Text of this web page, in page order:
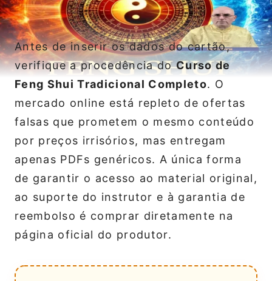
Antes de inserir os dados do cartão,
verifique a procedência doCurso de
Feng Shui Tradicional Completo. O
mercado online está repleto de ofertas
falsas que prometem o mesmo conteúdo
por preços irrisórios, mas entregam
apenas PDFs genéricos. A única forma
de garantir o acesso ao material original,
ao suporte do instrutor e à garantia de
reembolso é comprar diretamente na
página oficial do produtor.